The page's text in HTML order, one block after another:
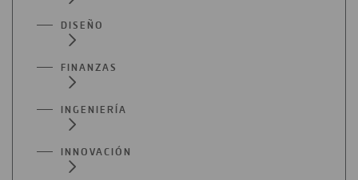
DISEÑO
FINANZAS
INGENIERÍA
INNOVACIÓN